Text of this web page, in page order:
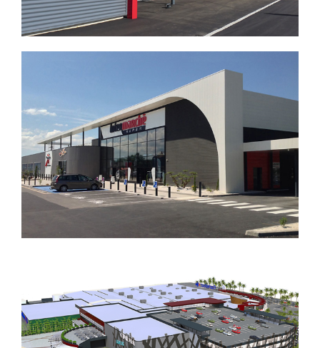
CREATION D’UN HYPERMARCHE
SUPER U
CREATION D’UN INTERMARCHE AVEC